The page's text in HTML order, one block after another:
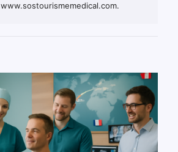
www.sostourismemedical.com.